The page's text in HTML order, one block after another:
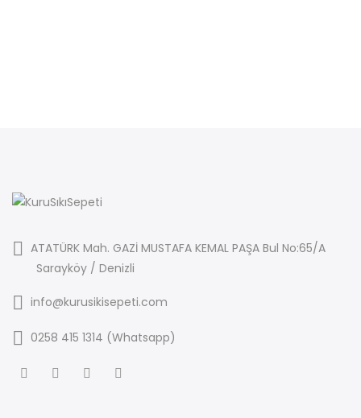
ATATÜRK Mah. GAZİ MUSTAFA KEMAL PAŞA Bul No:65/A
Sarayköy / Denizli
info@kurusikisepeti.com
0258 415 1314 (Whatsapp)